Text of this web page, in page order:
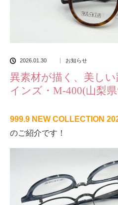
2026.01.30 お知らせ
異素材が描く、美し
インズ・M-400(山梨
999.9 NEW COLLECTION
のご紹介です！